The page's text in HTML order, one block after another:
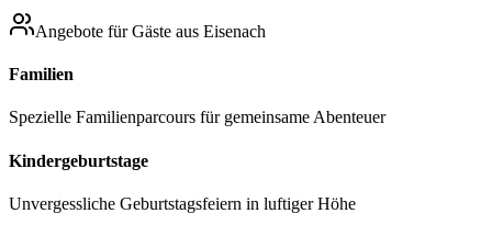
Angebote für Gäste aus Eisenach
Familien
Spezielle Familienparcours für gemeinsame Abenteuer
Kindergeburtstage
Unvergessliche Geburtstagsfeiern in luftiger Höhe